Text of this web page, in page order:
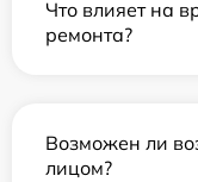
Что влияет на
ремонта?
Возможен ли
лицом?